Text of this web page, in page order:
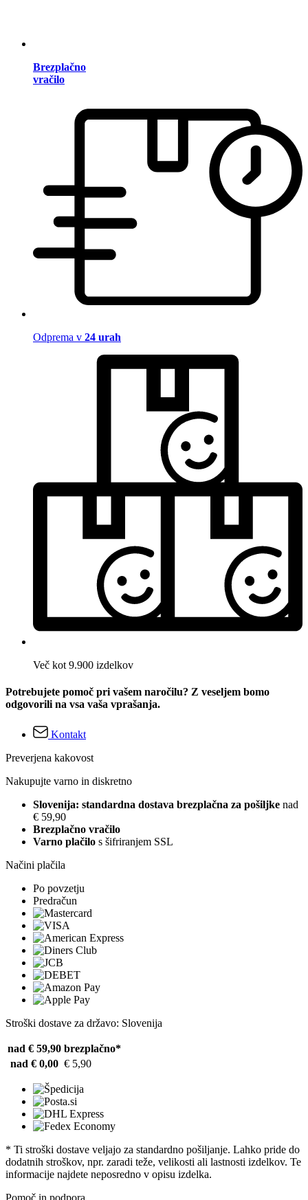
Brezplačno
vračilo
Odprema v 24 urah
Več kot 9.900 izdelkov
Potrebujete pomoč pri vašem naročilu? Z veseljem bomo
odgovorili na vsa vaša vprašanja.
Kontakt
Preverjena kakovost
Nakupujte varno in diskretno
Slovenija: standardna dostava brezplačna za pošiljke nad
€ 59,90
Brezplačno vračilo
Varno plačilo s šifriranjem SSL
Načini plačila
Po povzetju
Predračun
Stroški dostave za državo: Slovenija
nad € 59,90 brezplačno*
nad € 0,00 € 5,90
* Ti stroški dostave veljajo za standardno pošiljanje. Lahko pride do
dodatnih stroškov, npr. zaradi teže, velikosti ali lastnosti izdelkov. Te
informacije najdete neposredno v opisu izdelka.
Pomoč in podpora